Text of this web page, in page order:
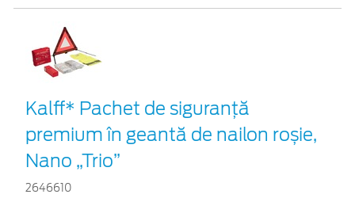
Kalff* Pachet de siguranţă
premium în geantă de nailon roșie,
Nano „Trio”
2646610